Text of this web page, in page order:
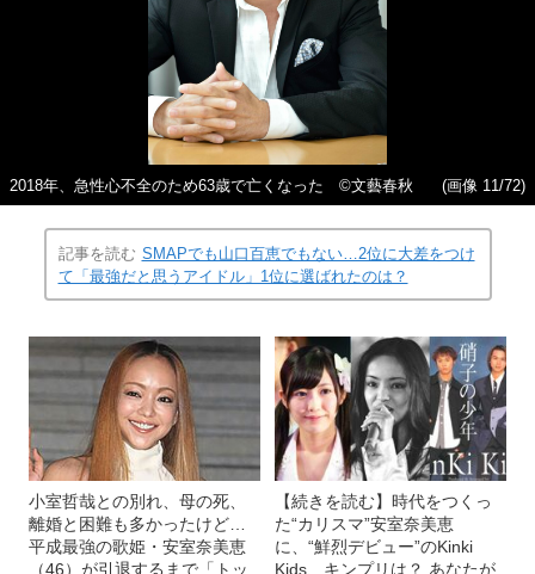
2018年、急性心不全のため63歳で亡くなった ©文藝春秋 (画像 11/72)
記事を読む SMAPでも山口百恵でもない…2位に大差をつけ
て「最強だと思うアイドル」1位に選ばれたのは？
小室哲哉との別れ、母の死、
離婚と困難も多かったけど…
平成最強の歌姫・安室奈美恵
（46）が引退するまで「トッ
【続きを読む】時代をつくっ
た“カリスマ”安室奈美恵
に、“鮮烈デビュー”のKinki
Kids、キンプリは？ あなたが